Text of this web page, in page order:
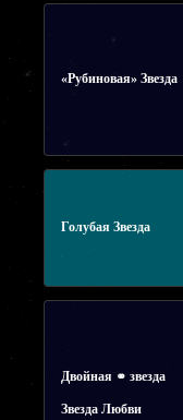
«Рубиновая» Звезда
Голубая Звезда
Двойная ⚭ звезда
Звезда Любви